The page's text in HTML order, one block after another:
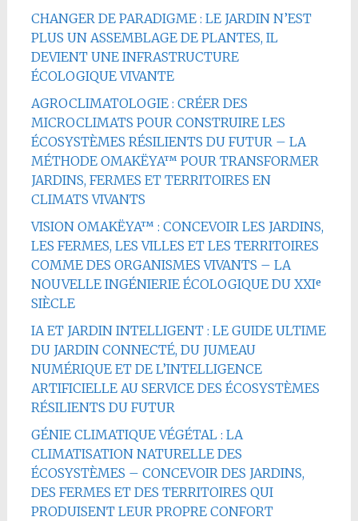
CHANGER DE PARADIGME : LE JARDIN N’EST
PLUS UN ASSEMBLAGE DE PLANTES, IL
DEVIENT UNE INFRASTRUCTURE
ÉCOLOGIQUE VIVANTE
AGROCLIMATOLOGIE : CRÉER DES
MICROCLIMATS POUR CONSTRUIRE LES
ÉCOSYSTÈMES RÉSILIENTS DU FUTUR – LA
MÉTHODE OMAKËYA™ POUR TRANSFORMER
JARDINS, FERMES ET TERRITOIRES EN
CLIMATS VIVANTS
VISION OMAKËYA™ : CONCEVOIR LES JARDINS,
LES FERMES, LES VILLES ET LES TERRITOIRES
COMME DES ORGANISMES VIVANTS – LA
NOUVELLE INGÉNIERIE ÉCOLOGIQUE DU XXIᵉ
SIÈCLE
IA ET JARDIN INTELLIGENT : LE GUIDE ULTIME
DU JARDIN CONNECTÉ, DU JUMEAU
NUMÉRIQUE ET DE L’INTELLIGENCE
ARTIFICIELLE AU SERVICE DES ÉCOSYSTÈMES
RÉSILIENTS DU FUTUR
GÉNIE CLIMATIQUE VÉGÉTAL : LA
CLIMATISATION NATURELLE DES
ÉCOSYSTÈMES – CONCEVOIR DES JARDINS,
DES FERMES ET DES TERRITOIRES QUI
PRODUISENT LEUR PROPRE CONFORT